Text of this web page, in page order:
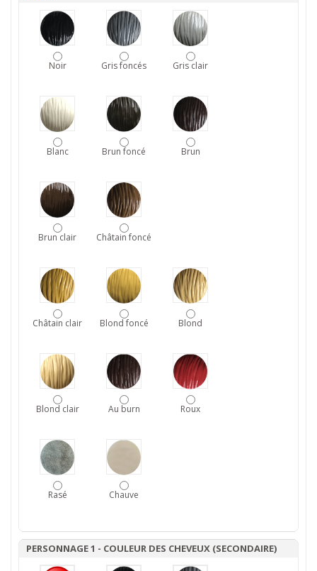
Noir Gris foncés Gris clair
Blanc Brun foncé Brun
Brun clair Châtain foncé
Châtain clair Blond foncé Blond
Blond clair Au burn Roux
Rasé Chauve
PERSONNAGE 1 - COULEUR DES CHEVEUX (SECONDAIRE)